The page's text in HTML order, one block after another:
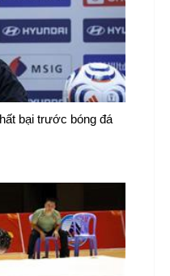
bại trước bóng đá